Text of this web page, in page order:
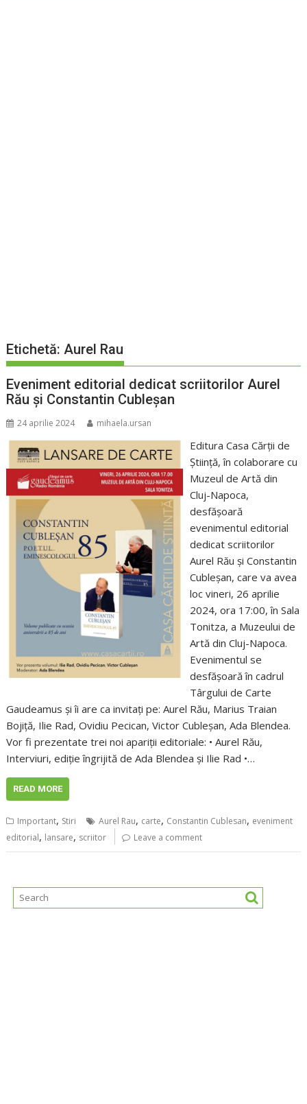
Etichetă:Aurel Rau
Eveniment editorial dedicat scriitorilor Aurel
Rău și Constantin Cubleșan
24 aprilie 2024 mihaela.ursan
Editura Casa Cărții de
Știință, în colaborare cu
Muzeul de Artă din
Cluj-Napoca,
desfășoară
evenimentul editorial
dedicat scriitorilor
Aurel Rău și Constantin
Cubleșan, care va avea
loc vineri, 26 aprilie
2024, ora 17:00, în Sala
Tonitza, a Muzeului de
Artă din Cluj-Napoca.
Evenimentul se
desfășoară în cadrul
Târgului de Carte
Gaudeamus și îi are ca invitați pe: Aurel Rău, Marius Traian
Bojiță, Ilie Rad, Ovidiu Pecican, Victor Cubleșan, Ada Blendea.
Vor fi prezentate trei noi apariții editoriale: • Aurel Rău,
Interviuri, ediție îngrijită de Ada Blendea și Ilie Rad •…
READ MORE
Important, Stiri Aurel Rau, carte, Constantin Cublesan, eveniment
editorial, lansare, scriitor Leave a comment